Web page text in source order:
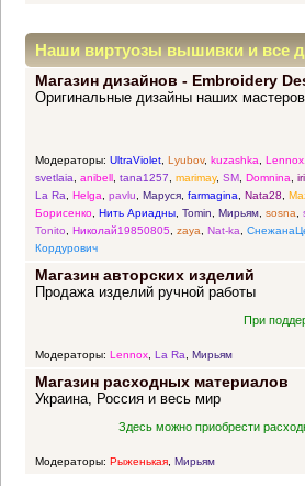
Наши виртуозы вышивки и все
прекрасных идей
Магазин дизайнов - Embroidery
Оригинальные дизайны наших мастеров
Модераторы: UltraViolet, Lyubov, kuzashka, Lennox,
svetlaia, anibell, tana1257, marimay, SM, Domnina,
La Ra, Helga, pavlu, Маруся, farmagina, Nata28,
Борисенко, Нить Ариадны, Tomin, Мирьям, sosna,
Tonito, Николай19850805, zaya, Nat-ka,
Кордурович
Магазин авторских изделий
Продажа изделий ручной работы
При
Модераторы: Lennox, La Ra, Мирьям
Магазин расходных материалов
Украина, Россия и весь мир
Здесь можно приобрести
Модераторы: Рыженькая, Мирьям